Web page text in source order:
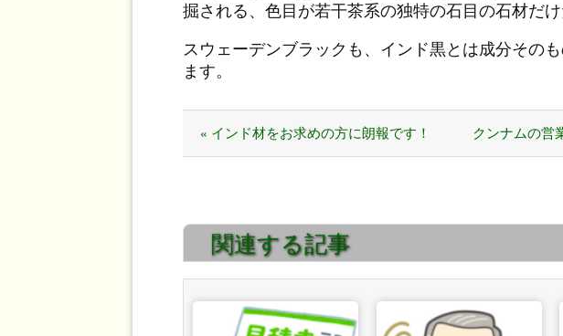
掘される、色目が若干茶系の独特の石目の石材だけ
スウェーデンブラックも、インド黒とは成分その
ます。
« インド材をお求めの方に朗報です！ クンナムの営
関連する記事